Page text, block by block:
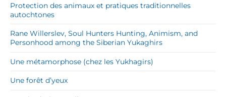
Protection des animaux et pratiques traditionnelles
autochtones
Rane Willerslev, Soul Hunters Hunting, Animism, and
Personhood among the Siberian Yukaghirs
Une métamorphose (chez les Yukhagirs)
Une forêt d’yeux